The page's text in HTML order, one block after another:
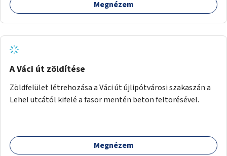
Megnézem
A Váci út zöldítése
Zöldfelület létrehozása a Váci út újlipótvárosi szakaszán a
Lehel utcától kifelé a fasor mentén beton feltörésével.
Megnézem